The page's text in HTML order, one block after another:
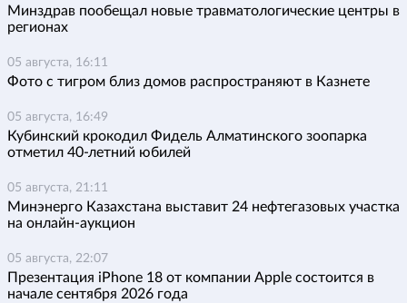
Минздрав пообещал новые травматологические центры в
регионах
05 августа, 16:11
Фото с тигром близ домов распространяют в Казнете
05 августа, 16:49
Кубинский крокодил Фидель Алматинского зоопарка
отметил 40-летний юбилей
05 августа, 21:11
Минэнерго Казахстана выставит 24 нефтегазовых участка
на онлайн-аукцион
05 августа, 22:07
Презентация iPhone 18 от компании Apple состоится в
начале сентября 2026 года